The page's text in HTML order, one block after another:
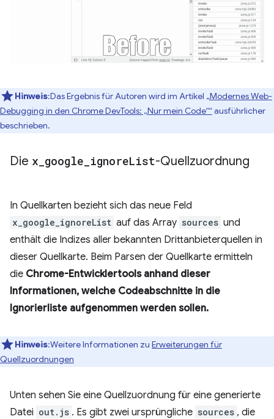
Hinweis:Das Ergebnis für Autoren wird im Artikel „Modernes Web-
Debugging in den Chrome DevTools: „Nur mein Code““ausführlicher
beschrieben.
Die x google ignoreList-Quellzuordnung
In Quellkarten bezieht sich das neue Feld
x_google_ignoreList auf das Array sources und
enthält die Indizes aller bekannten Drittanbieterquellen in
dieser Quellkarte. Beim Parsen der Quellkarte ermitteln
die Chrome-Entwicklertools anhand dieser
Informationen, welche Codeabschnitte in die
Ignorierliste aufgenommen werden sollen.
Hinweis:Weitere Informationen zu Erweiterungen für
Quellzuordnungen
Unten sehen Sie eine Quellzuordnung für eine generierte
Datei out.js . Es gibt zwei ursprüngliche sources , die